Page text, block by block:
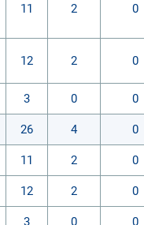
11 2 0
12 2 0
3 0 0
26 4 0
11 2 0
12 2 0
3 0 0